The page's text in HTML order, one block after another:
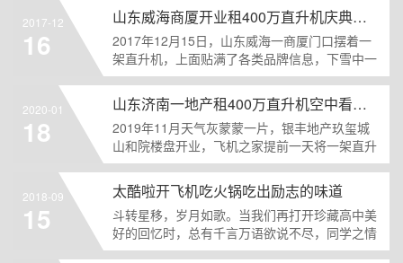
2017-12
16
山东威海商厦开业租400万直升机庆典舞狮子锣鼓喧天“年味”十足
2017年12月15日，山东威海一商厦门口摆着一
架直升机，上面贴满了各类品牌信息，下雪中一
群人身着统一......
2020-01
18
山东济南一地产租400万直升机空中看泉城
2019年11月天气灰蒙蒙一片，银丰地产玖玺城
山和院楼盘开业，飞机之家提前一天将一架直升
机罗宾逊R4......
2018-09
15
太酷啦开飞机吃火锅吃出励志的味道
斗转星移，岁月如歌。当我们再打开珍藏高中美
好的回忆时，总有千言万语欲说不尽，同学之情
谊时隔如今仍是那......